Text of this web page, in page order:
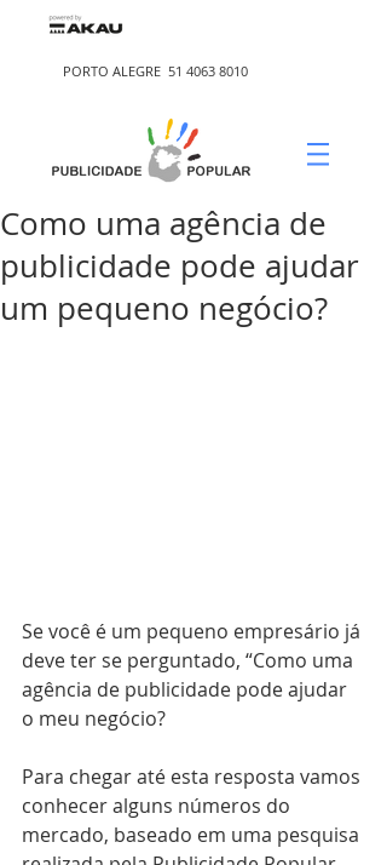
PORTO ALEGRE 51 4063 8010
Como uma agência de
publicidade pode ajudar
um pequeno negócio?
Se você é um pequeno empresário já
deve ter se perguntado, “Como uma
agência de publicidade pode ajudar
o meu negócio?
Para chegar até esta resposta vamos
conhecer alguns números do
mercado, baseado em uma pesquisa